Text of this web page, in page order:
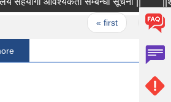
‹ previous